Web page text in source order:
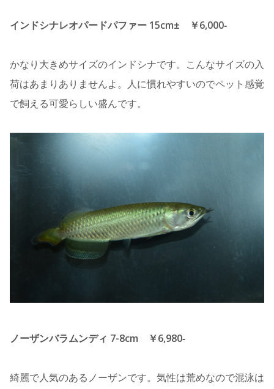
インドシナレオパードパファー 15cm± ￥6,000‐
かなり大きめサイズのインドシナです。こんなサイズの入
荷はあまりありませんよ。人に慣れやすいのでペット感覚
で飼える可愛らしい盛んです。
ノーザンバラムンディ 7-8cm ￥6,980‐
綺麗で人気のあるノーザンです。気性は荒めなので混泳は